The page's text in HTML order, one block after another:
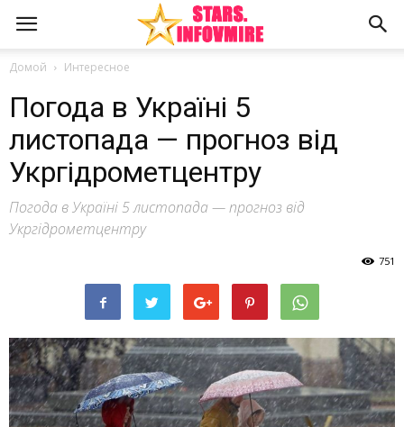
Домой Интересное
Погода в Україні 5
листопада — прогноз від
Укргідрометцентру
Погода в Україні 5 листопада — прогноз від
Укргідрометцентру
751